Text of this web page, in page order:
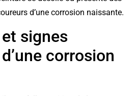
d’une corrosion naissante.
signes
corrosion